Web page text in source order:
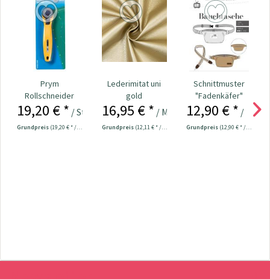
Prym
Rollschneider
"Mini" 28 mm Nr.
19,20 € * / Stück
Grundpreis (19,20 € * / 1 Stück)
Lederimitat uni
gold
16,95 € * / Meter
Grundpreis (12,11 € * / 1 m²)
Schnittmuster
"Fadenkäfer"
Bauchtasche
12,90 € * / Stück
Grundpreis (12,90 € * / 1 Stück)